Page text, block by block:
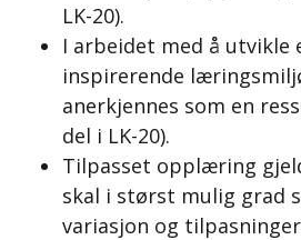
LK-20).
I arbeidet med å utvikle
inspirerende
anerkjennes som en
del i LK-20).
Tilpasset opplæring
skal i størst mulig grad
variasjon og